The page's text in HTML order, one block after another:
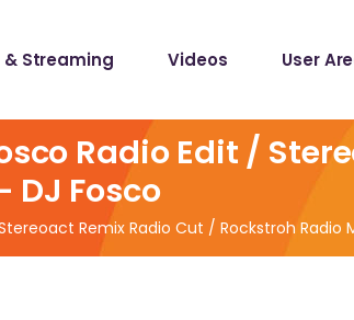
& Streaming Videos User
Radio Edit /
DJ Fosco
Remix Radio Cut / Rockstroh Radio